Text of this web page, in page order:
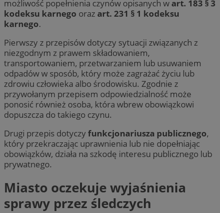
możliwość popełnienia czynów opisanych w art. 183 § 3
kodeksu karnego oraz art. 231 § 1 kodeksu
karnego.
Pierwszy z przepisów dotyczy sytuacji związanych z
niezgodnym z prawem składowaniem,
transportowaniem, przetwarzaniem lub usuwaniem
odpadów w sposób, który może zagrażać życiu lub
zdrowiu człowieka albo środowisku. Zgodnie z
przywołanym przepisem odpowiedzialność może
ponosić również osoba, która wbrew obowiązkowi
dopuszcza do takiego czynu.
Drugi przepis dotyczyfunkcjonariusza publicznego,
który przekraczając uprawnienia lub nie dopełniając
obowiązków, działa na szkodę interesu publicznego lub
prywatnego.
Miasto oczekuje wyjaśnienia
sprawy przez śledczych